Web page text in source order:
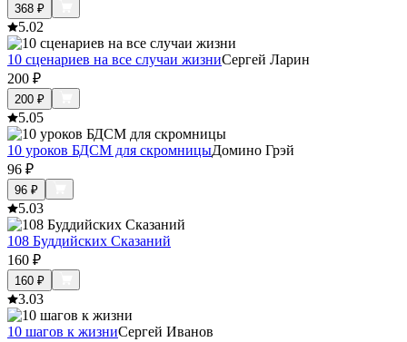
368 ₽
5.02
10 сценариев на все случаи жизниСергей Ларин
200 ₽
200 ₽
5.05
10 уроков БДСМ для скромницыДомино Грэй
96 ₽
96 ₽
5.03
108 Буддийских Сказаний
160 ₽
160 ₽
3.03
10 шагов к жизниСергей Иванов